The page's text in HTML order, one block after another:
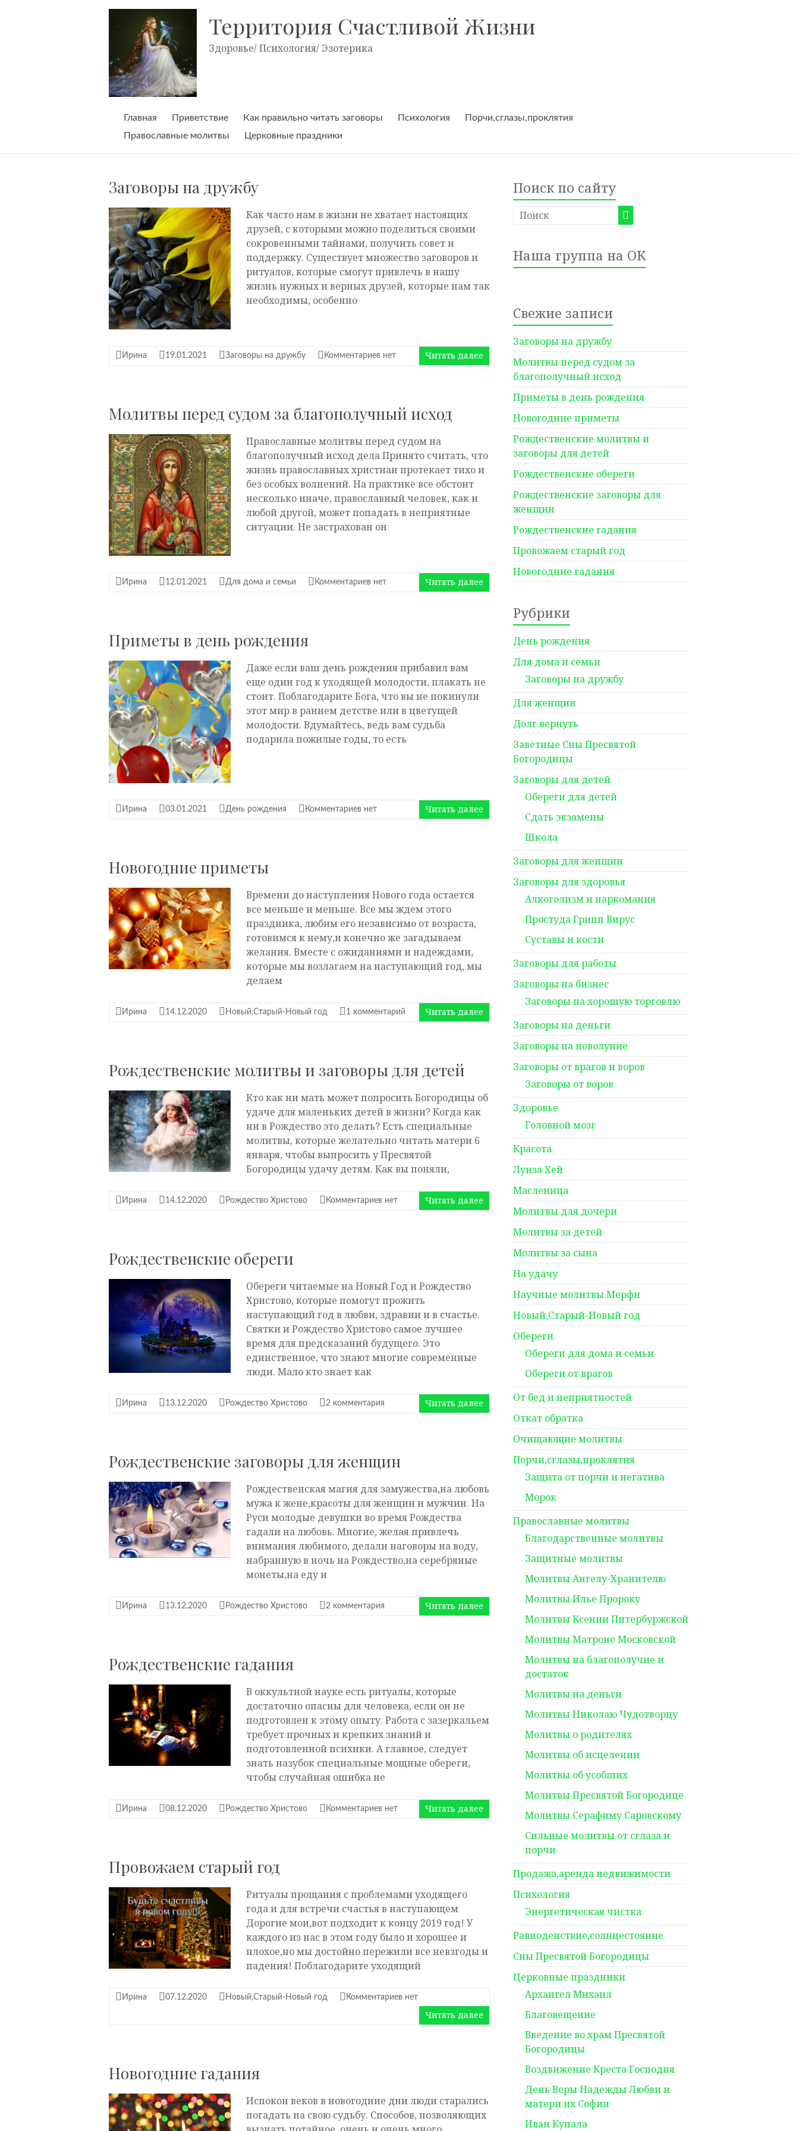
Территория Счастливой Жизни
Здоровье/ Психология/ Эзотерика
Главная Приветствие Как правильно читать заговоры Психология
Порчи,сглазы,проклятия
Православные молитвы
Церковные праздники
Заговоры на дружбу
Как часто нам в жизни не хватает настоящих
друзей, с которыми можно поделиться своими
сокровенными тайнами, получить совет и
поддержку. Существует множество заговоров и
ритуалов, которые смогут привлечь в нашу
жизнь нужных и верных друзей, которые нам так
необходимы, особенно
Ирина 19.01.2021 Заговоры на дружбу Комментариев нет Читать далее
Молитвы перед судом за благополучный исход
Православные молитвы перед судом на
благополучный исход дела Принято считать, что
жизнь православных христиан протекает тихо и
без особых волнений. На практике все обстоит
несколько иначе, православный человек, как и
любой другой, может попадать в неприятные
ситуации. Не застрахован он
Ирина 12.01.2021 Для дома и семьи Комментариев нет Читать далее
Приметы в день рождения
Даже если ваш день рождения прибавил вам
еще один год к уходящей молодости, плакать не
стоит. Поблагодарите Бога, что вы не покинули
этот мир в раннем детстве или в цветущей
молодости. Вдумайтесь, ведь вам судьба
подарила пожилые годы, то есть
Ирина 03.01.2021 День рождения Комментариев нет Читать далее
Новогодние приметы
Времени до наступления Нового года остается
все меньше и меньше. Все мы ждем этого
праздника, любим его независимо от возраста,
готовимся к нему,и конечно же загадываем
желания. Вместе с ожиданиями и надеждами,
которые мы возлагаем на наступающий год, мы
делаем
Ирина 14.12.2020 Новый,Старый-Новый год 1 комментарий Читать далее
Рождественские молитвы и заговоры для детей
Кто как ни мать может попросить Богородицы об
удаче для маленьких детей в жизни? Когда как
ни в Рождество это делать? Есть специальные
молитвы, которые желательно читать матери 6
января, чтобы выпросить у Пресвятой
Богородицы удачу детям. Как вы поняли,
Ирина 14.12.2020 Рождество Христово Комментариев нет Читать далее
Рождественские обереги
Обереги читаемые на Новый Год и Рождество
Христово, которые помогут прожить
наступающий год в любви, здравии и в счастье.
Святки и Рождество Христово самое лучшее
время для предсказаний будущего. Это
единственное, что знают многие современные
люди. Мало кто знает как
Ирина 13.12.2020 Рождество Христово 2 комментария Читать далее
Рождественские заговоры для женщин
Рождественская магия для замужества,на любовь
мужа к жене,красоты для женщин и мужчин. На
Руси молодые девушки во время Рождества
гадали на любовь. Многие, желая привлечь
внимания любимого, делали наговоры на воду,
набранную в ночь на Рождество,на серебряные
монеты,на еду и
Ирина 13.12.2020 Рождество Христово 2 комментария Читать далее
Рождественские гадания
В оккультной науке есть ритуалы, которые
достаточно опасны для человека, если он не
подготовлен к этому опыту. Работа с зазеркальем
требует прочных и крепких знаний и
подготовленной психики. А главное, следует
знать назубок специальные мощные обереги,
чтобы случайная ошибка не
Ирина 08.12.2020 Рождество Христово Комментариев нет Читать далее
Провожаем старый год
Ритуалы прощания с проблемами уходящего
года и для встречи счастья в наступающем
Дорогие мои,вот подходит к концу 2019 год! У
каждого из нас в этом году было и хорошее и
плохое,но мы достойно пережили все невзгоды и
падения! Поблагодарите уходящий
Ирина 07.12.2020 Новый,Старый-Новый год Комментариев нет
Читать далее
Новогодние гадания
Испокон веков в новогодние дни люди старались
погадать на свою судьбу. Способов, позволяющих
Поиск по сайту
Наша группа на ОК
Свежие записи
Заговоры на дружбу
Молитвы перед судом за
благополучный исход
Приметы в день рождения
Новогодние приметы
Рождественские молитвы и
заговоры для детей
Рождественские обереги
Рождественские заговоры для
женщин
Рождественские гадания
Провожаем старый год
Новогодние гадания
Рубрики
День рождения
Для дома и семьи
Заговоры на дружбу
Для женщин
Долг вернуть
Заветные Сны Пресвятой
Богородицы
Заговоры для детей
Обереги для детей
Сдать экзамены
Школа
Заговоры для женщин
Заговоры для здоровья
Алкоголизм и наркомания
Простуда Грипп Вирус
Суставы и кости
Заговоры для работы
Заговоры на бизнес
Заговоры на хорошую торговлю
Заговоры на деньги
Заговоры на новолуние
Заговоры от врагов и воров
Заговоры от воров
Здоровье
Головной мозг
Красота
Луиза Хей
Масленица
Молитвы для дочери
Молитвы за детей
Молитвы за сына
На удачу
Научные молитвы Мерфи
Новый,Старый-Новый год
Обереги
Обереги для дома и семьи
Обереги от врагов
От бед и неприятностей
Откат обратка
Очищающие молитвы
Порчи,сглазы,проклятия
Защита от порчи и негатива
Морок
Православные молитвы
Благодарственные молитвы
Защитные молитвы
Молитвы Ангелу-Хранителю
Молитвы Илье Пророку
Молитвы Ксении Питербуржской
Молитвы Матроне Московской
Молитвы на благополучие и
достаток
Молитвы на деньги
Молитвы Николаю Чудотворцу
Молитвы о родителях
Молитвы об исцелении
Молитвы об усобших
Молитвы Пресвятой Богородице
Молитвы Серафиму Саровскому
Сильные молитвы от сглаза и
порчи
Продажа,аренда недвижимости
Психология
Энергетическая чистка
Равноденствие,солнцестояние
Сны Пресвятой Богородицы
Церковные праздники
Архангел Михаил
Благовещение
Введение во храм Пресвятой
Богородицы
Воздвижение Креста Господня
День Веры Надежды Любви и
матери их Софии
Иван Купала